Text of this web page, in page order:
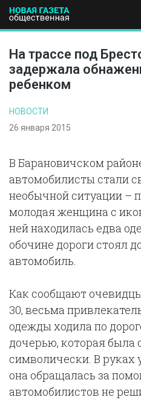
ПОЛИТИКА
На трассе под
задержала
ребенком
НОВОСТИ
26 января 2015
В Барановичском
автомобилисты стали
необычной ситуации –
молодая женщина с
ней находилась едва
обочине дороги стоял
автомобиль.
Как сообщают
30, весьма
одежды ходила по
дочерью, которая была
символически. В руках
она обращалась за
автомобилистов не